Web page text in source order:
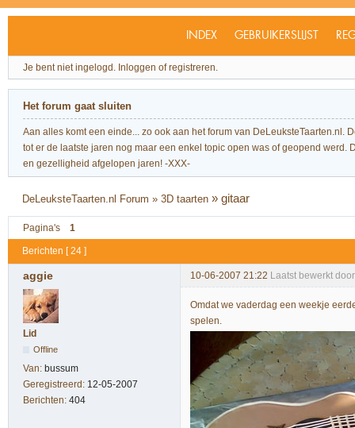
INDEX GEBRUIKERSLIJST
Je bent niet ingelogd. Inloggen of registreren.
Het forum gaat sluiten
Aan alles komt een einde... zo ook aan het forum van
tot er de laatste jaren nog maar een enkel topic open was of geopend
en gezelligheid afgelopen jaren! -XXX-
DeLeuksteTaarten.nl Forum »3D taarten »gitaar
Pagina's 1
Berichten [ 24 ]
aggie 10-06-2007 21:22 Laatst bewerkt
Lid
Offline
Van: bussum
Geregistreerd: 12-05-2007
Berichten: 404
Omdat we vaderdag een weekje
spelen.